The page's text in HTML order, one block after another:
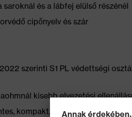
és a lábfej elülső részénél
cipőnyelv és szár
szerinti S1 PL védettségi
kisebb elvezetési
kompakt, anatómiailag